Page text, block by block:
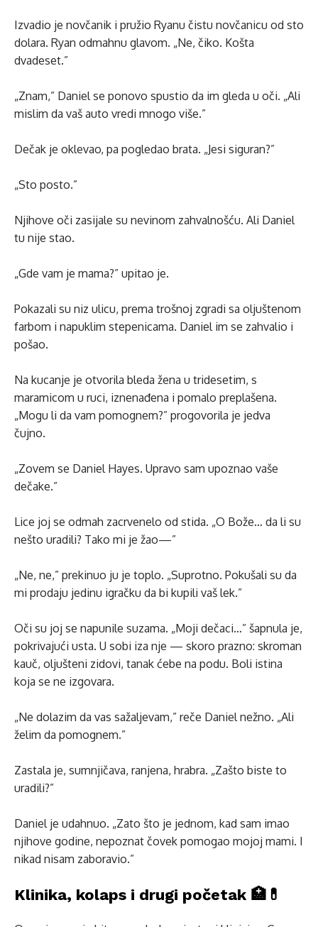
Izvadio je novčanik i pružio Ryanu čistu novčanicu od sto
dolara. Ryan odmahnu glavom. „Ne, čiko. Košta
dvadeset.”
„Znam,” Daniel se ponovo spustio da im gleda u oči. „Ali
mislim da vaš auto vredi mnogo više.”
Dečak je oklevao, pa pogledao brata. „Jesi siguran?”
„Sto posto.”
Njihove oči zasijale su nevinom zahvalnošću. Ali Daniel
tu nije stao.
„Gde vam je mama?” upitao je.
Pokazali su niz ulicu, prema trošnoj zgradi sa oljuštenom
farbom i napuklim stepenicama. Daniel im se zahvalio i
pošao.
Na kucanje je otvorila bleda žena u tridesetim, s
maramicom u ruci, iznenađena i pomalo preplašena.
„Mogu li da vam pomognem?” progovorila je jedva
čujno.
„Zovem se Daniel Hayes. Upravo sam upoznao vaše
dečake.”
Lice joj se odmah zacrvenelo od stida. „O Bože… da li su
nešto uradili? Tako mi je žao—”
„Ne, ne,” prekinuo ju je toplo. „Suprotno. Pokušali su da
mi prodaju jedinu igračku da bi kupili vaš lek.”
Oči su joj se napunile suzama. „Moji dečaci…” šapnula je,
pokrivajući usta. U sobi iza nje — skoro prazno: skroman
kauč, oljušteni zidovi, tanak ćebe na podu. Boli istina
koja se ne izgovara.
„Ne dolazim da vas sažaljevam,” reče Daniel nežno. „Ali
želim da pomognem.”
Zastala je, sumnjičava, ranjena, hrabra. „Zašto biste to
uradili?”
Daniel je udahnuo. „Zato što je jednom, kad sam imao
njihove godine, nepoznat čovek pomogao mojoj mami. I
nikad nisam zaboravio.”
Klinika, kolaps i drugi početak 🏥💊